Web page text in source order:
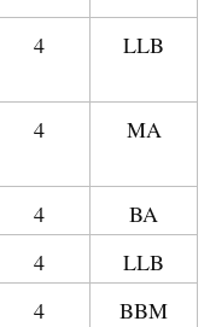
4 LLB
4 MA
4
BA
4
LLB
4
BBM